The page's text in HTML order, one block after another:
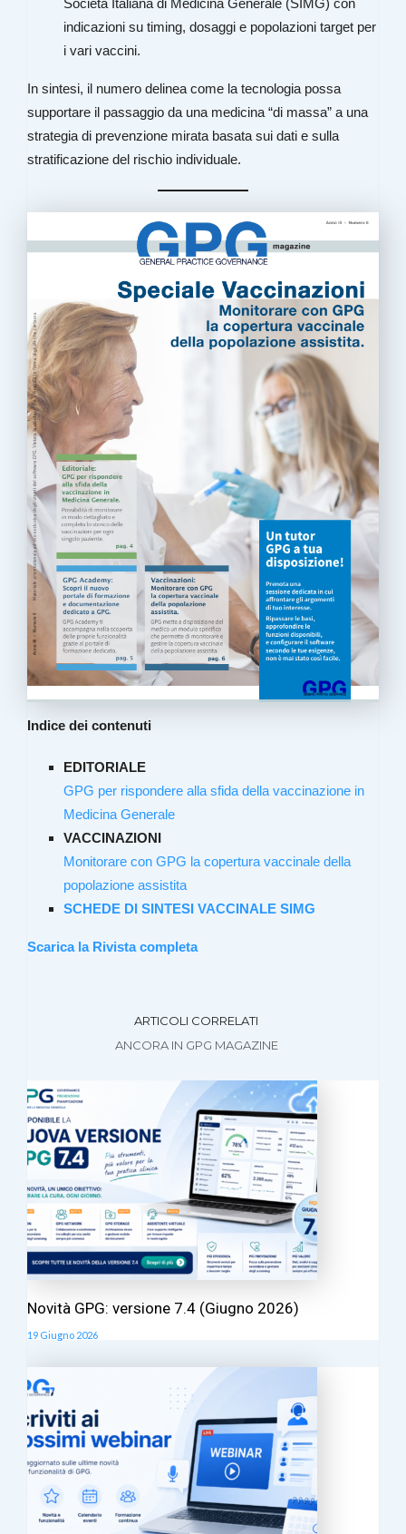
Società Italiana di Medicina Generale (SIMG) con
indicazioni su timing, dosaggi e popolazioni target per
i vari vaccini.
In sintesi, il numero delinea come la tecnologia possa
supportare il passaggio da una medicina “di massa” a una
strategia di prevenzione mirata basata sui dati e sulla
stratificazione del rischio individuale.
Indice dei contenuti
EDITORIALE
GPG per rispondere alla sfida della vaccinazione in
Medicina Generale
VACCINAZIONI
Monitorare con GPG la copertura vaccinale della
popolazione assistita
SCHEDE DI SINTESI VACCINALE SIMG
Scarica la Rivista completa
ARTICOLI CORRELATI
ANCORA IN GPG MAGAZINE
Novità GPG: versione 7.4 (Giugno 2026)
19 Giugno 2026